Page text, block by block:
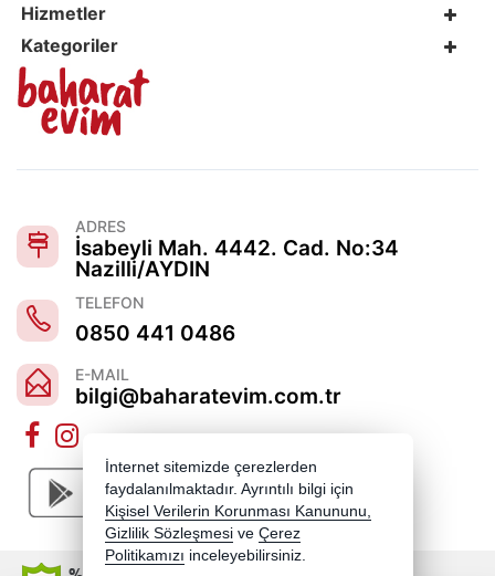
Hizmetler
Kategoriler
ADRES
İsabeyli Mah. 4442. Cad. No:34
Nazilli/AYDIN
TELEFON
0850 441 0486
E-MAIL
bilgi@baharatevim.com.tr
İnternet sitemizde çerezlerden
faydalanılmaktadır. Ayrıntılı bilgi için
Kişisel Verilerin Korunması Kanununu,
Gizlilik Sözleşmesi ve Çerez
Politikamızı inceleyebilirsiniz.